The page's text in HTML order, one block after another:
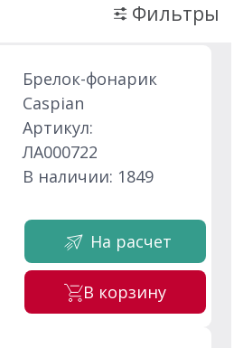
Фильтры
Брелок-фонарик
Caspian
Артикул:
ЛА000722
В наличии: 1849
На расчет
В корзину